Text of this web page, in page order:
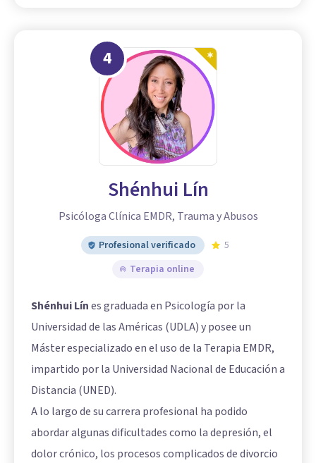
4
Shénhui Lín
Psicóloga Clínica EMDR, Trauma y Abusos
Profesional verificado
5
Terapia online
Shénhui Línes graduada en Psicología por la
Universidad de las Américas (UDLA) y posee un
Máster especializado en el uso de la Terapia EMDR,
impartido por la Universidad Nacional de Educación a
Distancia (UNED).
A lo largo de su carrera profesional ha podido
abordar algunas dificultades como la depresión, el
dolor crónico, los procesos complicados de divorcio